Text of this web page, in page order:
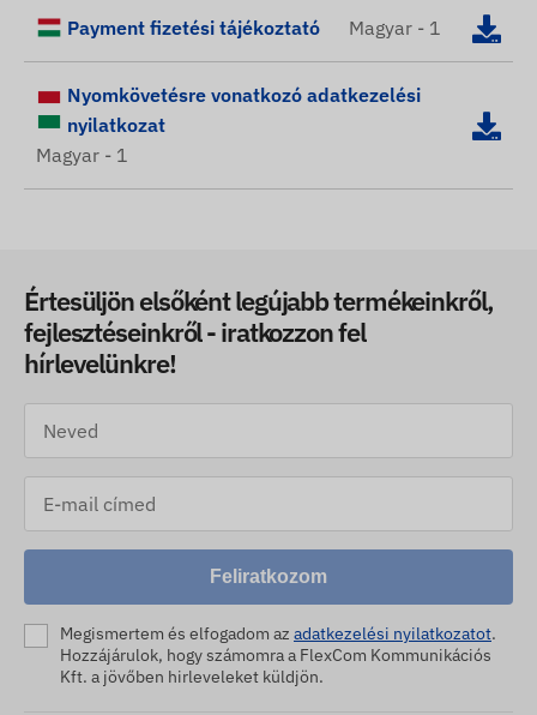
Payment fizetési tájékoztató Magyar - 1
Nyomkövetésre vonatkozó adatkezelési
nyilatkozat
Magyar - 1
Értesüljön elsőként legújabb termékeinkről,
fejlesztéseinkről - iratkozzon fel
hírlevelünkre!
Feliratkozom
Megismertem és elfogadom az adatkezelési nyilatkozatot.
Hozzájárulok, hogy számomra a FlexCom Kommunikációs
Kft. a jövőben hirleveleket küldjön.